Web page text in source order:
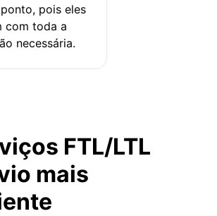
pois eles
com toda a
necessária.
FTL/LTL
mais